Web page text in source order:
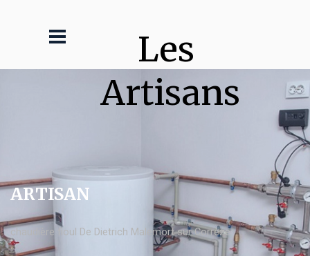
Les
Artisans
ARTISAN
chaudière fioul De Dietrich Malemort sur Corrèze